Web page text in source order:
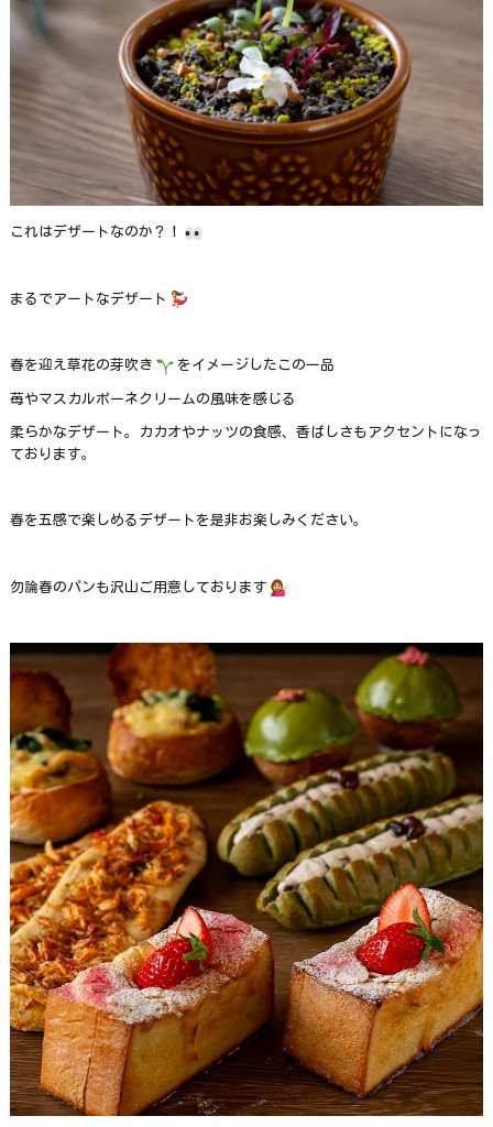
これはデザートなのか？！
まるでアートなデザート
春を迎え草花の芽吹き をイメージしたこの一品
苺やマスカルポーネクリームの風味を感じる
柔らかなデザート。カカオやナッツの食感、香ばしさもアクセントになっ
ております。
春を五感で楽しめるデザートを是非お楽しみください。
勿論春のパンも沢山ご用意しております